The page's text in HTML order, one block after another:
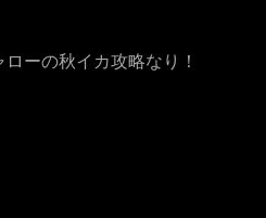
ーの秋イカ攻略なり！